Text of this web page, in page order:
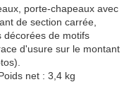
porte-chapeaux avec
de section carrée,
décorées de motifs
d'usure sur le montant
net : 3,4 kg